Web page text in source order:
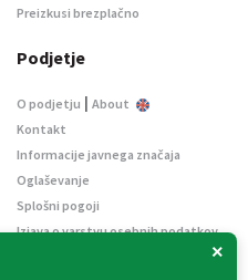
×
Preizkusi brezplačno
Podjetje
O podjetju | About
Kontakt
Informacije javnega značaja
Oglaševanje
Splošni pogoji
Izjava o varstvu osebnih podatkov